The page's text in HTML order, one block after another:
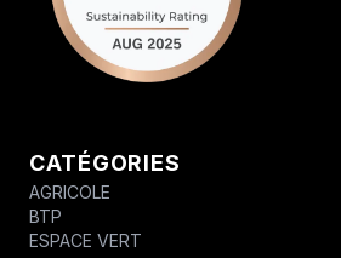
CATÉGORIES
AGRICOLE
BTP
ESPACE VERT